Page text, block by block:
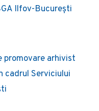
Ilfov-București
promovare arhivist
cadrul Serviciului